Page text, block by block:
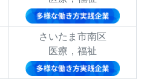
さいたま市南区
医療，福祉